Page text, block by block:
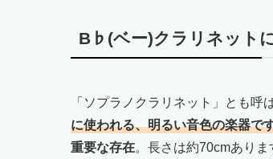
B♭(ベー)クラリネット
「ソプラノクラリネット」とも呼
に使われる、明るい音色の楽器で
重要な存在。長さは約70cmありま